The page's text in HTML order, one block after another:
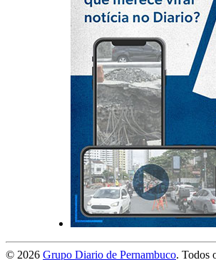
© 2026 Grupo Diario de Pernambuco. Todos